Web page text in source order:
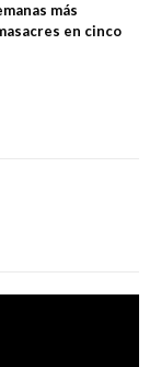
más
en cinco